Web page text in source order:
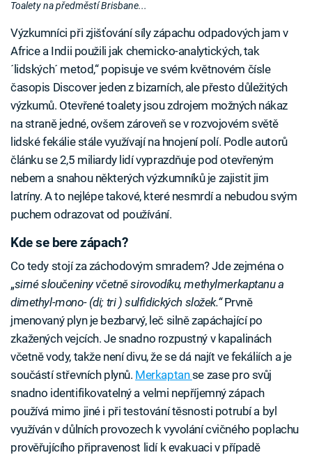
Toalety na předměstí Brisbane...
Výzkumníci při zjišťování síly zápachu odpadových jam v
Africe a Indii použili jak chemicko-analytických, tak
´lidských´ metod,“ popisuje ve svém květnovém čísle
časopis Discover jeden z bizarních, ale přesto důležitých
výzkumů. Otevřené toalety jsou zdrojem možných nákaz
na straně jedné, ovšem zároveň se v rozvojovém světě
lidské fekálie stále využívají na hnojení polí. Podle autorů
článku se 2,5 miliardy lidí vyprazdňuje pod otevřeným
nebem a snahou některých výzkumníků je zajistit jim
latríny. A to nejlépe takové, které nesmrdí a nebudou svým
puchem odrazovat od používání.
Kde se bere zápach?
Co tedy stojí za záchodovým smradem? Jde zejména o
„sirné sloučeniny včetně sirovodíku, methylmerkaptanu a
dimethyl-mono- (di; tri ) sulfidických složek.“Prvně
jmenovaný plyn je bezbarvý, leč silně zapáchající po
zkažených vejcích. Je snadno rozpustný v kapalinách
včetně vody, takže není divu, že se dá najít ve fekáliích a je
součástí střevních plynů. Merkaptanse zase pro svůj
snadno identifikovatelný a velmi nepříjemný zápach
používá mimo jiné i při testování těsnosti potrubí a byl
využíván v důlních provozech k vyvolání cvičného poplachu
prověřujícího připravenost lidí k evakuaci v případě